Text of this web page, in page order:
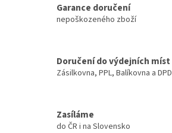
Garance doručení
nepoškozeného zboží
Doručení do výdejních míst
Zásilkovna, PPL, Balíkovna a DPD
Zasíláme
do ČR i na Slovensko